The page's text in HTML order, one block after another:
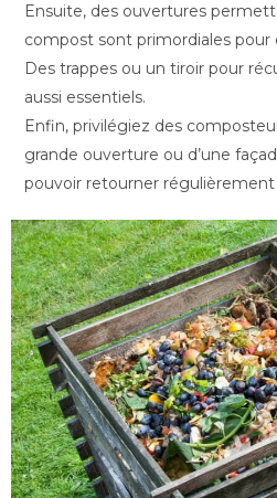
Ensuite, des ouvertures
compost sont primordiales pour
Des trappes ou un tiroir pour
aussi essentiels.
Enfin, privilégiez des
grande ouverture ou d’une
pouvoir retourner